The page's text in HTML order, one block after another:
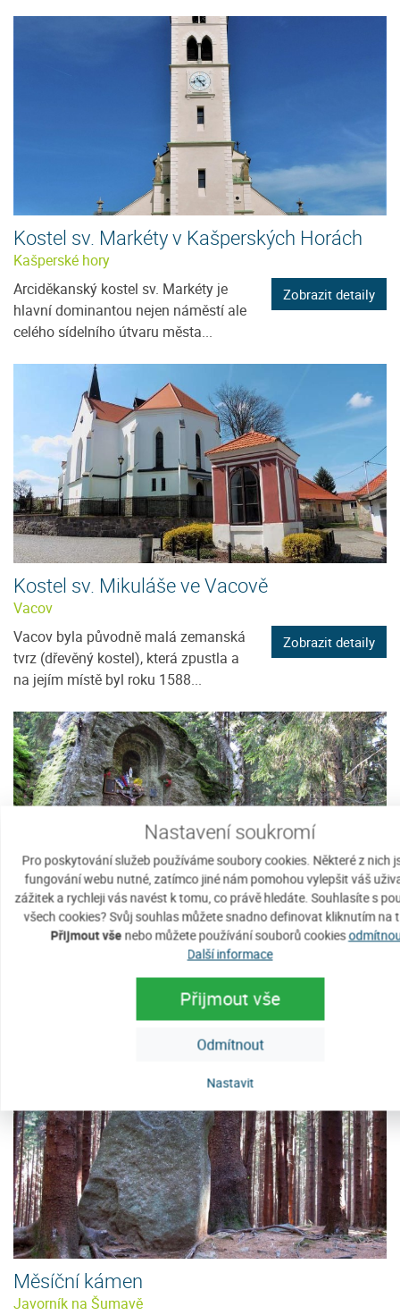
Nastavení soukromí
Pro poskytování služeb používáme soubory cookies. Některé z nich
fungování webu nutné, zatímco jiné nám pomohou vylepšit váš
zážitek a rychleji vás navést k tomu, co právě hledáte. Souhlasíte s
všech cookies? Svůj souhlas můžete snadno definovat kliknutím na
Přijmout vše nebo můžete používání souborů cookies
Další informace
Přijmout vše
Odmítnout
Nastavit
Kostel sv. Markéty v Kašperských Horách
Kašperské hory
Arciděkanský kostel sv. Markéty je
hlavní dominantou nejen náměstí ale
celého sídelního útvaru města...
Zobrazit detaily
Kostel sv. Mikuláše ve Vacově
Vacov
Vacov byla původně malá zemanská
tvrz (dřevěný kostel), která zpustla a
na jejím místě byl roku 1588...
Zobrazit detaily
Královský kámen
Královský kámen (1.059 m) leží v
Javornické pahorkatině mezi vrchy
Javorníkem a Ždánovem asi 3 km...
Měsíční kámen
Javorník na Šumavě